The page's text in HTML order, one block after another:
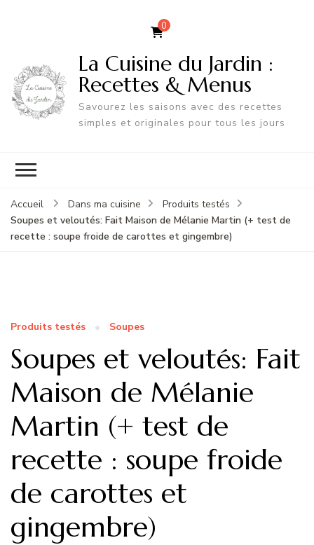
0
La Cuisine du Jardin :
Recettes & Menus
Savourez les saisons avec des recettes
simples et originales pour tous les jours
Accueil Dans ma cuisine
Produits testés
Soupes et veloutés: Fait Maison de Mélanie Martin (+ test de
recette : soupe froide de carottes et gingembre)
Produits testés Soupes
Soupes et veloutés: Fait
Maison de Mélanie
Martin (+ test de
recette : soupe froide
de carottes et
gingembre)